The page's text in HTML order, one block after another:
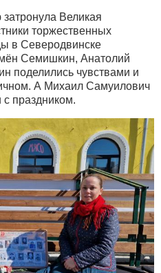
Великая
торжественных
в Северодвинске
Семишкин, Анатолий
поделились чувствами и
А Михаил Самуилович
праздником.